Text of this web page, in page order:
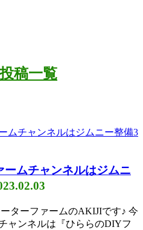
投稿一覧
ームチャンネルはジムニ
ターファームのAKIJIです♪ 今
ャンネルは『ひららのDIYフ